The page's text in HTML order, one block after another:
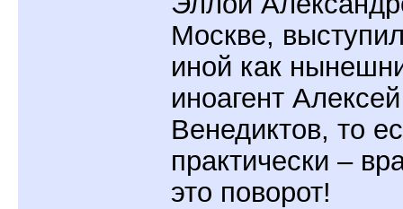
Москве,
иной как
иноагент Алексей
Венедиктов, то
практически –
это поворот!